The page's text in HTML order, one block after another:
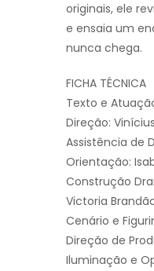
originais, ele
e ensaia um
nunca chega.
FICHA TÉCNICA
Texto e
Direção:
Assistência de
Orientação:
Construção
Victoria
Cenário e
Direção de
Iluminação e